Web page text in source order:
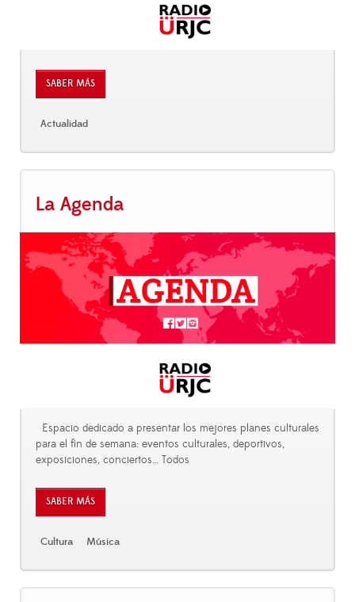
SABER MÁS
Actualidad
La Agenda
Espacio dedicado a presentar los mejores planes culturales
para el fin de semana: eventos culturales, deportivos,
exposiciones, conciertos… Todos
SABER MÁS
Cultura Música